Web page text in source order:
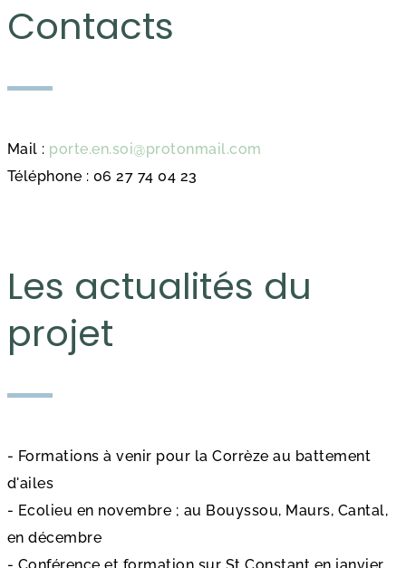
Contacts
Mail : porte.en.soi@protonmail.com
Téléphone : 06 27 74 04 23
Les actualités du
projet
- Formations à venir pour la Corrèze au battement
d'ailes
- Ecolieu en novembre ; au Bouyssou, Maurs, Cantal,
en décembre